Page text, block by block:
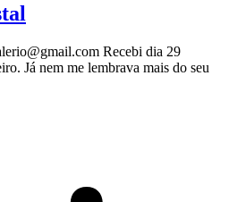
Recebi dia 29
Já nem me lembrava mais do seu